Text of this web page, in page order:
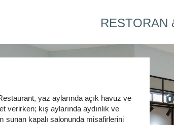
RESTORAN
yaz aylarında açık havuz ve
verirken; kış aylarında aydınlık ve
sunan kapalı salonunda misafirlerini